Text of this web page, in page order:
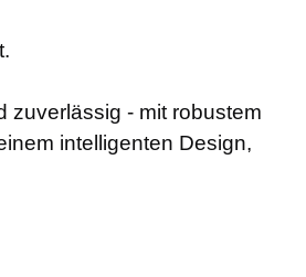
zuverlässig - mit robustem
intelligenten Design,